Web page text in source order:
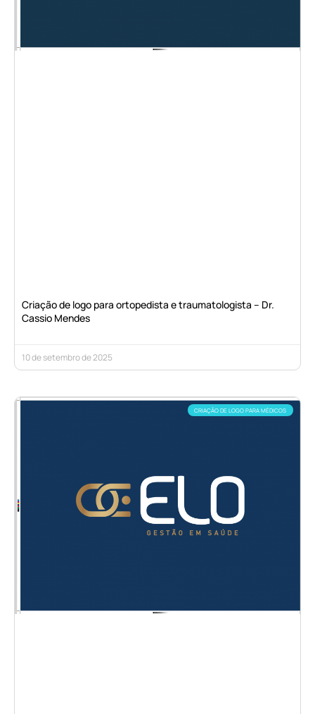
Criação de logo para ortopedista e traumatologista – Dr.
Cassio Mendes
10 de setembro de 2025
CRIAÇÃO DE LOGO PARA MÉDICOS